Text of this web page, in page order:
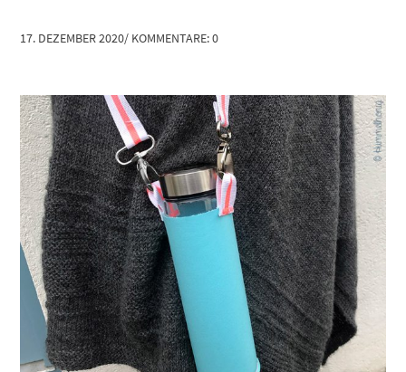
17. DEZEMBER 2020/ KOMMENTARE: 0